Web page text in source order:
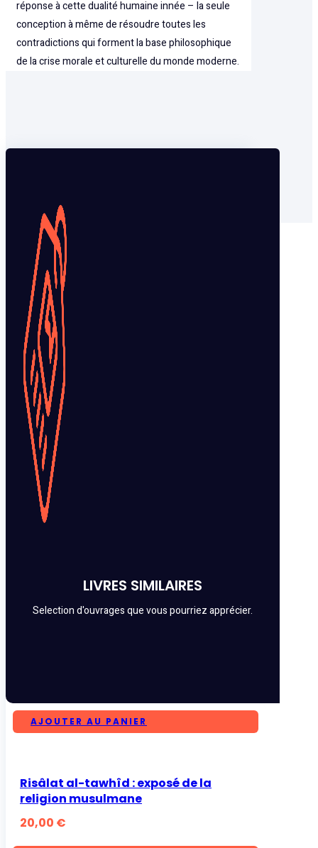
réponse à cette dualité humaine innée – la seule
conception à même de résoudre toutes les
contradictions qui forment la base philosophique
de la crise morale et culturelle du monde moderne.
LIVRES SIMILAIRES
Selection d'ouvrages que vous pourriez apprécier.
AJOUTER AU PANIER
Risâlat al-tawhîd : exposé de la
religion musulmane
20,00 €